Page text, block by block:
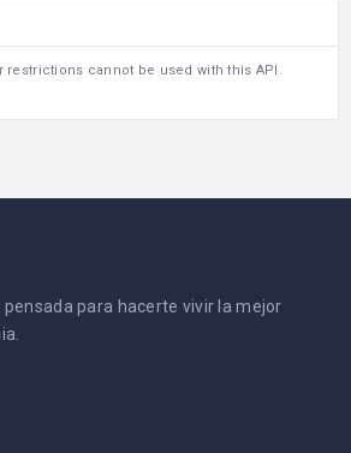
restrictions cannot be used with this API.
para hacerte vivir la mejor